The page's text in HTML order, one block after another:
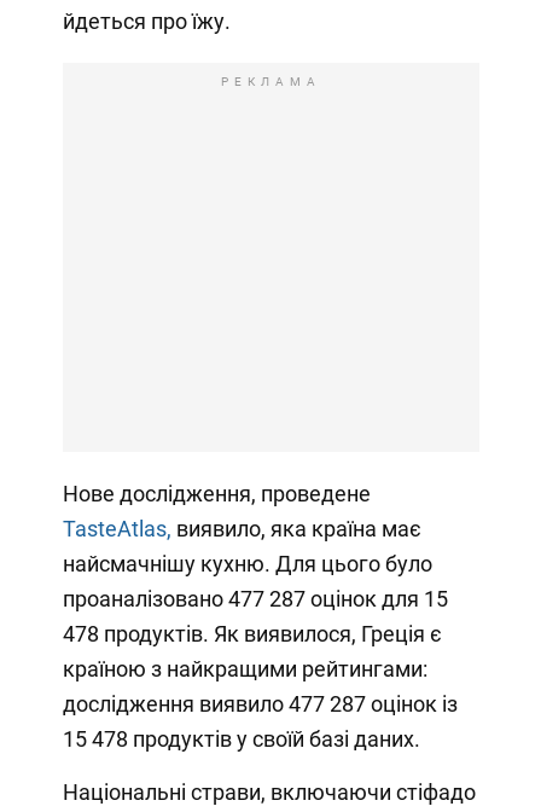
йдеться про їжу.
РЕКЛАМА
Нове дослідження, проведене
TasteAtlas, виявило, яка країна має
найсмачнішу кухню. Для цього було
проаналізовано 477 287 оцінок для 15
478 продуктів. Як виявилося, Греція є
країною з найкращими рейтингами:
дослідження виявило 477 287 оцінок із
15 478 продуктів у своїй базі даних.
Національні страви, включаючи стіфадо